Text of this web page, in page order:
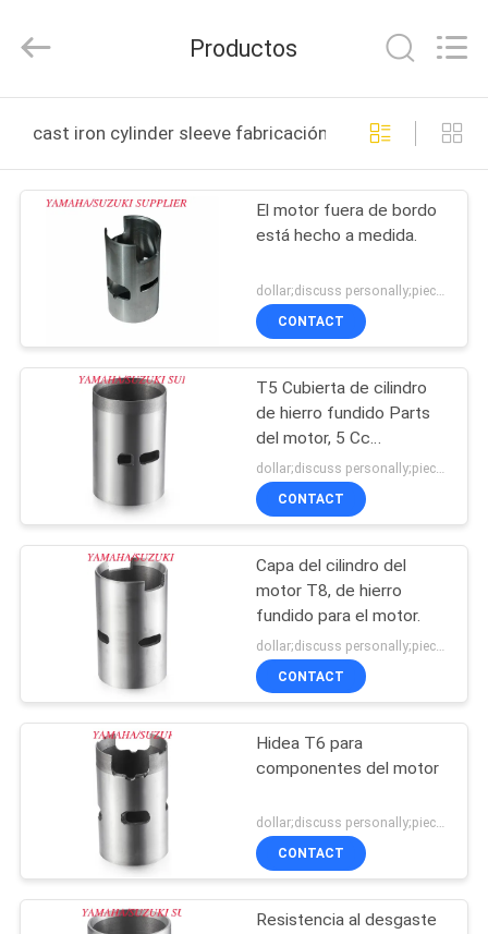
PRODUCTOS
NOSOTROS
VIAJE
FÁBRICA
CONTROL
CALIDAD
ÉNTRENOS
EN
CONTACTO
NOTICIAS
Rights
by
Productos
cast iron cylinder sleeve fabricación en línea
El motor fuera de bordo
está hecho a medida.
dollar;discuss personally;piece MOQ:Negociación
CONTACT
T5 Cubierta de cilindro
de hierro fundido Parts
del motor, 5 Cc
desplazamiento
CONTACT
Capa del cilindro del
motor T8, de hierro
fundido para el motor.
CONTACT
Hidea T6 para
componentes del motor
dollar;discuss personally;piece MOQ:Negociación
CONTACT
Resistencia al desgaste